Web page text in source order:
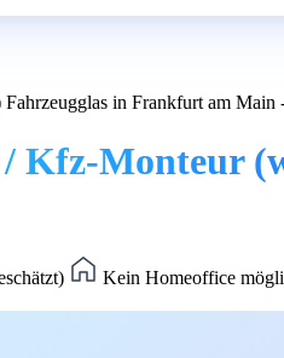
in Frankfurt am Main
Kfz-Monteur
Kein Homeoffice